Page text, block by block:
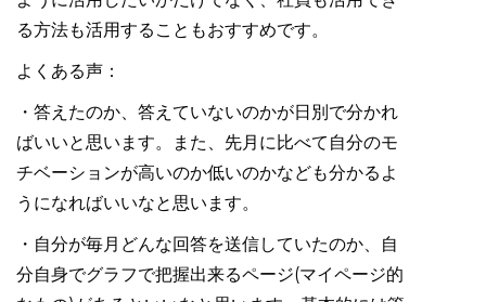
る方法も活用することもおすすめです。
よくある声：
・答えたのか、答えていないのかが日別で分かれ
ばいいと思います。また、先月に比べて自分のモ
チベーションが高いのか低いのかなども分かるよ
うになればいいなと思います。
・自分が毎月どんな回答を送信していたのか、自
分自身でグラフで把握出来るページ(マイページ的